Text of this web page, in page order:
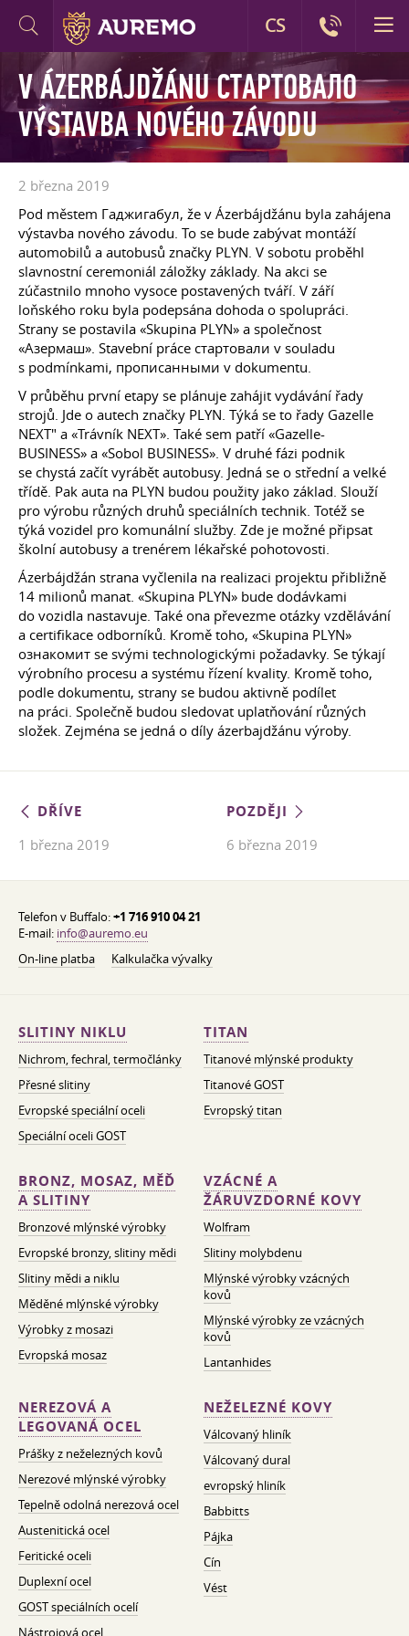
V ÁZERBÁJDŽÁNU СТАРТОВАЛО
VÝSTAVBA NOVÉHO ZÁVODU
2 března 2019
Pod městem Гаджигабул, že v Ázerbájdžánu byla zahájena
výstavba nového závodu. To se bude zabývat montáží
automobilů a autobusů značky PLYN. V sobotu proběhl
slavnostní ceremoniál záložky základy. Na akci se
zúčastnilo mnoho vysoce postavených tváří. V září
loňského roku byla podepsána dohoda o spolupráci.
Strany se postavila «Skupina PLYN» a společnost
«Азермаш». Stavební práce стартовали v souladu
s podmínkami, прописанными v dokumentu.
V průběhu první etapy se plánuje zahájit vydávání řady
strojů. Jde o autech značky PLYN. Týká se to řady Gazelle
NEXT" a «Trávník NEXT». Také sem patří «Gazelle-
BUSINESS» a «Sobol BUSINESS». V druhé fázi podnik
se chystá začít vyrábět autobusy. Jedná se o střední a velké
třídě. Pak auta na PLYN budou použity jako základ. Slouží
pro výrobu různých druhů speciálních technik. Totéž se
týká vozidel pro komunální služby. Zde je možné připsat
školní autobusy a trenérem lékařské pohotovosti.
Ázerbájdžán strana vyčlenila na realizaci projektu přibližně
14 milionů manat. «Skupina PLYN» bude dodávkami
do vozidla nastavuje. Také ona převezme otázky vzdělávání
a certifikace odborníků. Kromě toho, «Skupina PLYN»
ознакомит se svými technologickými požadavky. Se týkají
výrobního procesu a systému řízení kvality. Kromě toho,
podle dokumentu, strany se budou aktivně podílet
na práci. Společně budou sledovat uplatňování různých
složek. Zejména se jedná o díly ázerbajdžánu výroby.
DŘÍVE
1 března 2019
POZDĚJI
6 března 2019
Telefon v Buffalo:+1 716 910 04 21
E-mail: info@auremo.eu
On-line platba
Kalkulačka vývalky
SLITINY NIKLU
Nichrom, fechral, termočlánky
Přesné slitiny
Evropské speciální oceli
Speciální oceli GOST
TITAN
Titanové mlýnské produkty
Titanové GOST
Evropský titan
BRONZ, MOSAZ, MĚĎ
A SLITINY
Bronzové mlýnské výrobky
Evropské bronzy, slitiny mědi
Slitiny mědi a niklu
Měděné mlýnské výrobky
Výrobky z mosazi
Evropská mosaz
VZÁCNÉ A
ŽÁRUVZDORNÉ KOVY
Wolfram
Slitiny molybdenu
Mlýnské výrobky vzácných
kovů
Mlýnské výrobky ze vzácných
kovů
Lantanhides
NEREZOVÁ A
LEGOVANÁ OCEL
Prášky z neželezných kovů
Nerezové mlýnské výrobky
Tepelně odolná nerezová ocel
Austenitická ocel
Feritické oceli
Duplexní ocel
GOST speciálních ocelí
Nástrojová ocel
NEŽELEZNÉ KOVY
Válcovaný hliník
Válcovaný dural
evropský hliník
Babbitts
Pájka
Cín
Vést
CS